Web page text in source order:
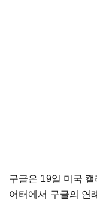
구글은 19일 미국
어터에서 구글의 연